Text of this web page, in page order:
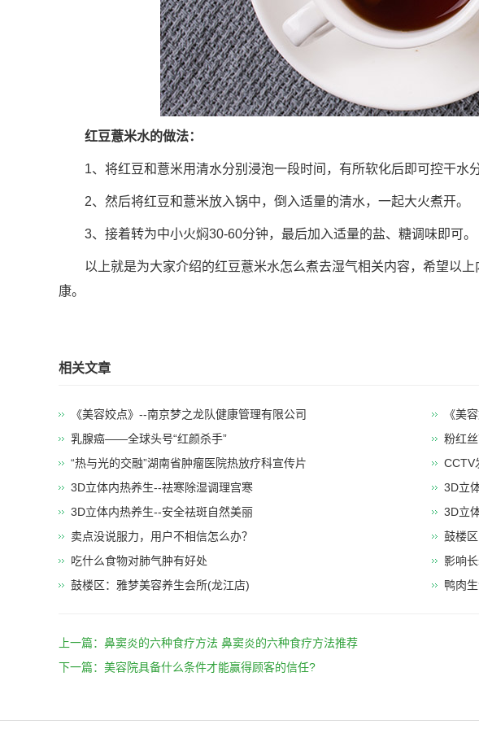
红豆薏米水的做法：
1、将红豆和薏米用清水分别浸泡一段时间，有所软化后即可控干水分
2、然后将红豆和薏米放入锅中，倒入适量的清水，一起大火煮开。
3、接着转为中小火焖30-60分钟，最后加入适量的盐、糖调味即可。
以上就是为大家介绍的红豆薏米水怎么煮去湿气相关内容，希望以
康。
相关文章
《美容姣点》--南京梦之龙队健康管理有限公司
《美
乳腺癌——全球头号“红颜杀手”
粉红
“热与光的交融”湖南省肿瘤医院热放疗科宣传片
CCTV
3D立体内热养生--祛寒除湿调理宫寒
3D立
​3D立体内热养生--安全祛斑自然美丽
​3D立
卖点没说服力，用户不相信怎么办？
鼓楼
吃什么食物对肺气肿有好处
影响
鼓楼区：雅梦美容养生会所(龙江店)
鸭肉
上一篇： 鼻窦炎的六种食疗方法 鼻窦炎的六种食疗方法推荐
下一篇： 美容院具备什么条件才能赢得顾客的信任?